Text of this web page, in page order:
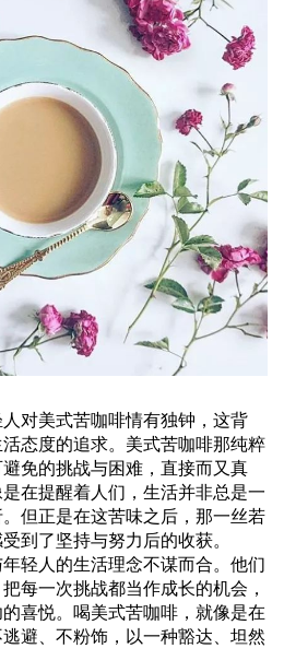
对美式苦咖啡情有独钟，这背
态度的追求。美式苦咖啡那纯粹
免的挑战与困难，直接而又真
在提醒着人们，生活并非总是一
但正是在这苦味之后，那一丝若
到了坚持与努力后的收获。
轻人的生活理念不谋而合。他们
每一次挑战都当作成长的机会，
喜悦。喝美式苦咖啡，就像是在
避、不粉饰，以一种豁达、坦然